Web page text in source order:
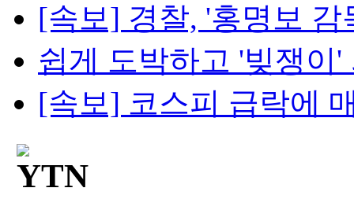
[속보] 경찰, '홍명보 감
쉽게 도박하고 '빚쟁이'
[속보] 코스피 급락에